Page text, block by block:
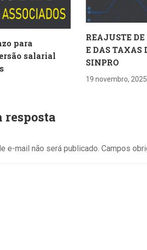
para
salarial
REAJUSTE
E DAS TAXAS
SINPRO
19 novembro, 2025
resposta
e-mail não será publicado. Campos